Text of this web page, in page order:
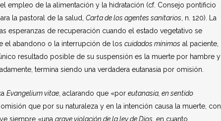
el empleo de la alimentación y la hidratación (cf. Consejo pontificio
la pastoral de la salud, Carta de los agentes sanitarios , n. 120). La
esperanzas de recuperación cuando el estado vegetativo se
el abandono o la interrupción de los cuidados mínimos al paciente,
resultado posible de su suspensión es la muerte por hambre y
termina siendo una verdadera eutanasia por omisión.
Evangelium vitae , aclarando que «por eutanasia, en sentido
que por su naturaleza y en la intención causa la muerte, con
siempre «una grave violación de la ley de Dios , en cuanto